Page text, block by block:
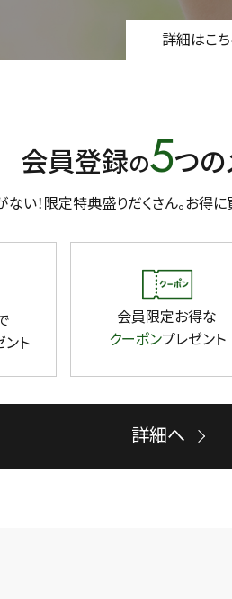
詳細はこ
会員登録の5つの
い！限定特典盛りだくさん。お得に
ト
会員限定お得な
クーポンプレゼント
詳細へ